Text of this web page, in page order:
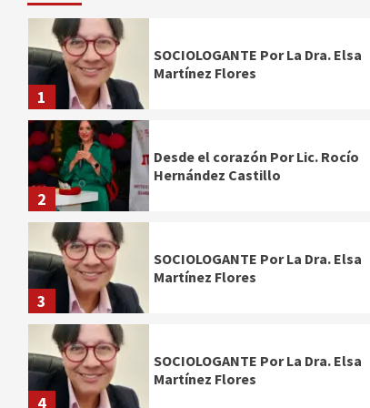
1
SOCIOLOGANTE Por La Dra. Elsa
Martínez Flores
2
Desde el corazón Por Lic. Rocío
Hernández Castillo
3
SOCIOLOGANTE Por La Dra. Elsa
Martínez Flores
4
SOCIOLOGANTE Por La Dra. Elsa
Martínez Flores